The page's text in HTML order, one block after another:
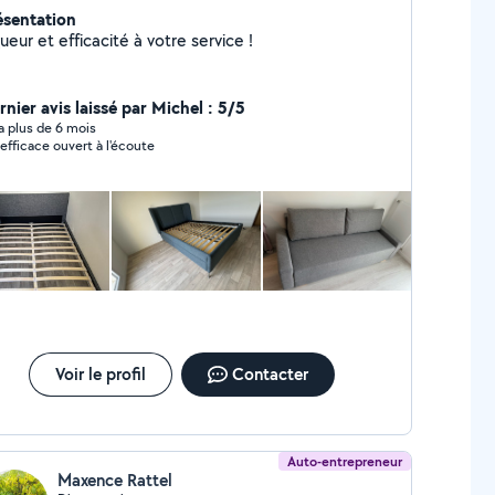
et efficacité à votre service !
avis laissé par Michel : 5/5
plus de 6 mois
ouvert à l'écoute
Voir le profil Contacter
Auto-entrepreneur
Maxence Rattel